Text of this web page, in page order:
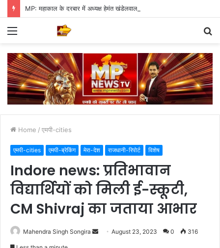
Menu
Home / एमपी-cities
एमपी-cities एमपी-ब्रेकिंग मेरा-देश राजधानी-रिपोर्ट विशेष
Indore news: प्रतिभावान
विद्यार्थियों को मिली ई-स्कूटी,
CM Shivraj का जताया आभार
Mahendra Singh Songira
Send August 23, 2023 0 316